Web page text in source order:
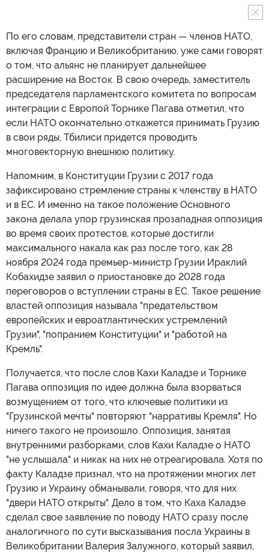
По его словам, представители стран — членов НАТО,
включая Францию и Великобританию, уже сами говорят
о том, что альянс не планирует дальнейшее
расширение на Восток. В свою очередь, заместитель
председателя парламентского комитета по вопросам
интеграции с Европой Торнике Пагава отметил, что
если НАТО окончательно откажется принимать Грузию
в свои ряды, Тбилиси придется проводить
многовекторную внешнюю политику.
Напомним, в Конституции Грузии с 2017 года
зафиксировано стремление страны к членству в НАТО
и в ЕС. И именно на такое положение Основного
закона делала упор грузинская прозападная оппозиция
во время своих протестов, которые достигли
максимального накала как раз после того, как 28
ноября 2024 года премьер-министр Грузии Ираклий
Кобахидзе заявил о приостановке до 2028 года
переговоров о вступлении страны в ЕС. Такое решение
властей оппозиция называла "предательством
европейских и евроатлантических устремлений
Грузии", "попранием Конституции" и "работой на
Кремль".
Получается, что после слов Кахи Каладзе и Торнике
Пагава оппозиция по идее должна была взорваться
возмущением от того, что ключевые политики из
"Грузинской мечты" повторяют "нарративы Кремля". Но
ничего такого не произошло. Оппозиция, занятая
внутренними разборками, слов Кахи Каладзе о НАТО
"не услышала" и никак на них не отреагировала. Хотя по
факту Каладзе признал, что на протяжении многих лет
Грузию и Украину обманывали, говоря, что для них
"двери НАТО открыты". Дело в том, что Каха Каладзе
сделал свое заявление по поводу НАТО сразу после
аналогичного по сути высказывания посла Украины в
Великобритании Валерия Залужного, который заявил,